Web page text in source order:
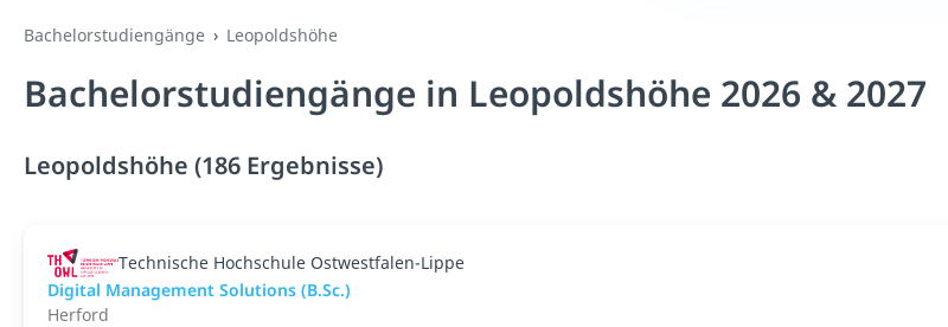
Bachelorstudiengänge Leopoldshöhe
Bachelorstudiengänge in Leopoldshöhe 2026 & 2027
Leopoldshöhe (186 Ergebnisse)
Technische Hochschule Ostwestfalen-Lippe
Digital Management Solutions (B.Sc.)
Herford